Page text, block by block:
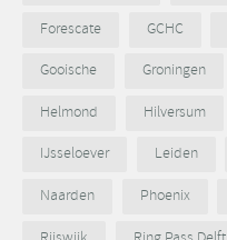
Forescate
GCHC
Gooische
Groningen
Helmond
Hilversum
IJsseloever
Leiden
Naarden
Phoenix